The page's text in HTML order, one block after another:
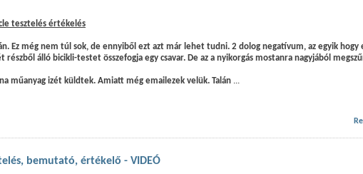
tesztelés értékelés
Ez még nem túl sok, de ennyiből ezt azt már lehet tudni. 2 dolog negatívum, az egyik hogy
részből álló bicikli-testet összefogja egy csavar. De az a nyikorgás mostanra nagyjából
műanyag izét küldtek. Amiatt még emailezek velük. Talán ...
bemutató, értékelő - VIDEÓ